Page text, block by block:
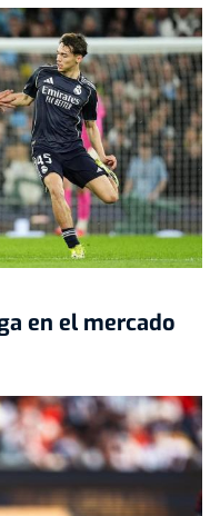
en el mercado